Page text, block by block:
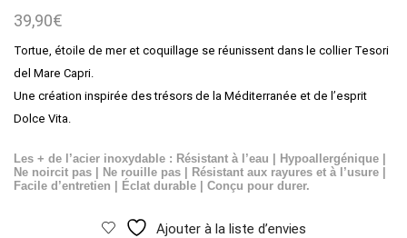
39,90€
Tortue, étoile de mer et coquillage se réunissent dans le collier Tesori
del Mare Capri.
Une création inspirée des trésors de la Méditerranée et de l’esprit
Dolce Vita.
Les + de l’acier inoxydable : Résistant à l’eau | Hypoallergénique |
Ne noircit pas | Ne rouille pas | Résistant aux rayures et à l’usure |
Facile d’entretien | Éclat durable | Conçu pour durer.
Ajouter à la liste d’envies